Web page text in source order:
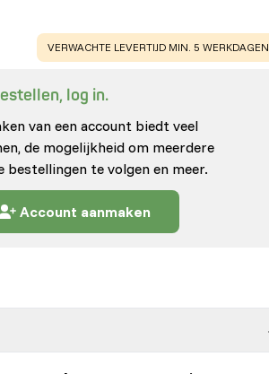
WARNING:
VERWACHTE LEVERTIJD MIN. 5 WERKDAGEN
log in.
van een account biedt veel
de mogelijkheid om meerdere
te volgen en meer.
Account aanmaken